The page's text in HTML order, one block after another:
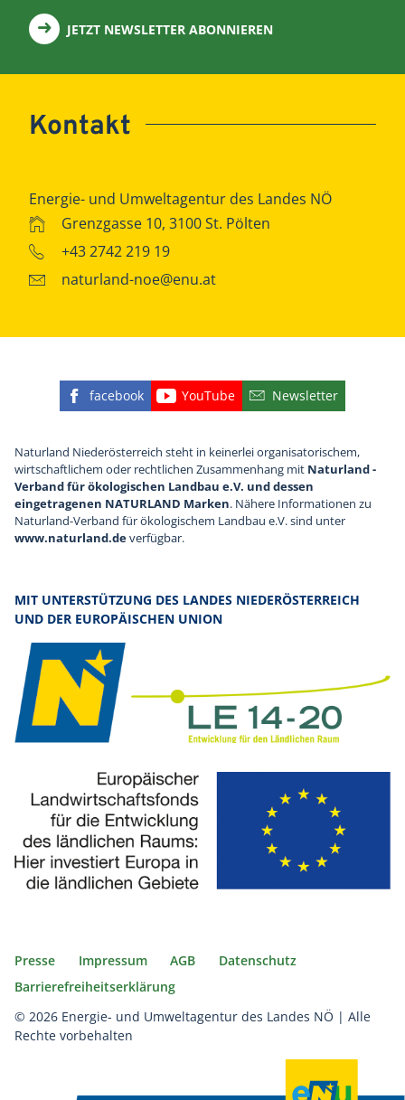
JETZT NEWSLETTER ABONNIEREN
Kontakt
Energie- und Umweltagentur des Landes NÖ
Grenzgasse 10, 3100 St. Pölten
+43 2742 219 19
naturland-noe@enu.at
Finden Sie die eNu auf Facebook
facebook Besuchen Sie den
YouTube Abonnieren Sie
Newsletter
Naturland Niederösterreich steht in keinerlei organisatorischem,
wirtschaftlichem oder rechtlichen Zusammenhang mit Naturland -
Verband für ökologischen Landbau e.V. und dessen
eingetragenen NATURLAND Marken. Nähere Informationen zu
Naturland-Verband für ökologischem Landbau e.V. sind unter
www.naturland.deverfügbar.
MIT UNTERSTÜTZUNG DES LANDES NIEDERÖSTERREICH
UND DER EUROPÄISCHEN UNION
Presse Impressum AGB
Datenschutz
Barrierefreiheitserklärung
© 2026 Energie- und Umweltagentur des Landes NÖ | Alle
Rechte vorbehalten